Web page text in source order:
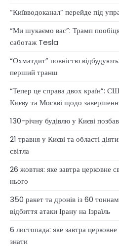
“Київводоканал” перейде під
“Ми шукаємо вас”: Трамп
саботаж Tesla
“Охматдит” повністю
перший транш
“Тепер це справа двох країн”:
Києву та Москві щодо
130-річну будівлю у Києві
21 травня у Києві та області
світла
26 жовтня: яке завтра церковне
нього
350 ракет та дронів із 60
відбиття атаки Ірану на Ізраїль
6 листопада: яке завтра
знати